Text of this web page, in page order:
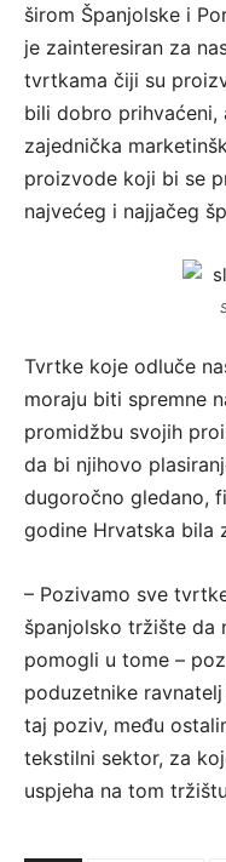
širom Španjolske i
je zainteresiran za
tvrtkama čiji su
bili dobro prihvaćeni,
zajednička
proizvode koji bi se
najvećeg i najjačeg
Tvrtke koje odluče
moraju biti spremne
promidžbu svojih
da bi njihovo
dugoročno gledano,
godine Hrvatska bila
– Pozivamo sve
španjolsko tržište da
pomogli u tome –
poduzetnike
taj poziv, među
tekstilni sektor, za
uspjeha na tom